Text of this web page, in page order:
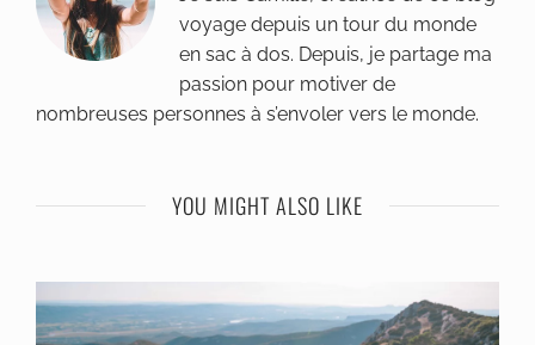
voyage depuis un tour du monde
en sac à dos. Depuis, je partage ma
passion pour motiver de
nombreuses personnes à s’envoler vers le monde.
YOU MIGHT ALSO LIKE